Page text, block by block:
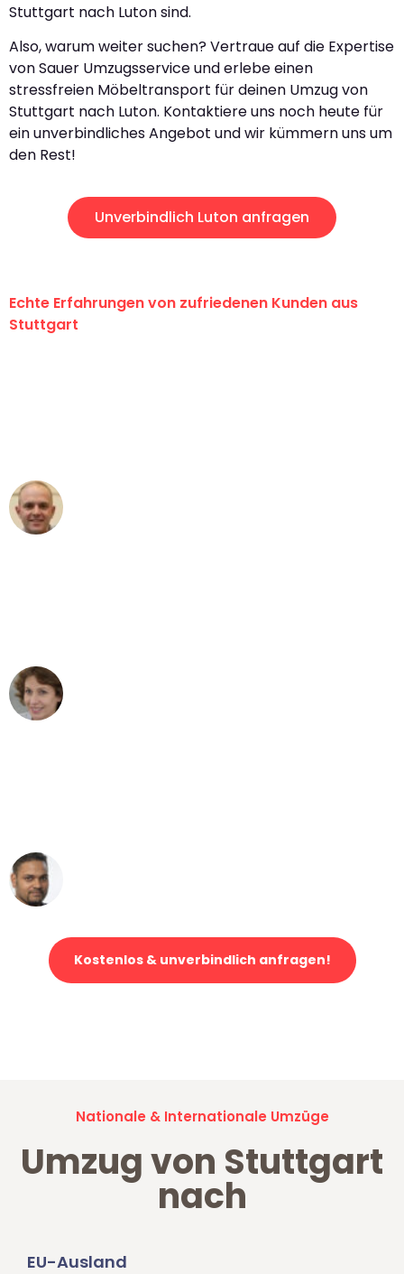
Stuttgart nach Luton sind.
Also, warum weiter suchen? Vertraue auf die Expertise
von Sauer Umzugsservice und erlebe einen
stressfreien Möbeltransport für deinen Umzug von
Stuttgart nach Luton. Kontaktiere uns noch heute für
ein unverbindliches Angebot und wir kümmern uns um
den Rest!
Unverbindlich Luton anfragen
Echte Erfahrungen von zufriedenen Kunden aus
Stuttgart
Kostenlos & unverbindlich anfragen!
Nationale & Internationale Umzüge
Umzug von Stuttgart
nach
EU-Ausland